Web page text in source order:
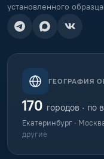
установленного
ГЕОГРАФИЯ
170 городов · по
Екатеринбург ·
другие